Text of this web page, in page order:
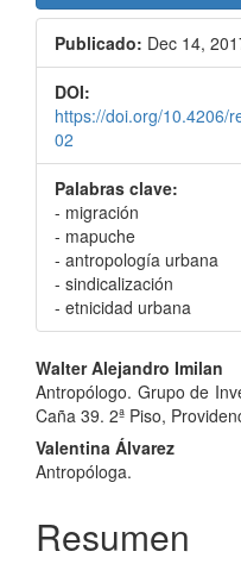
Publicado: Dec 14,
DOI:
https://doi.org/10.4206/
02
Palabras clave:
- migración
- mapuche
- antropología urbana
- sindicalización
- etnicidad urbana
Contenido
principal
del
artículo
Walter Alejandro Imilan
Antropólogo. Grupo de
Caña 39. 2ª Piso,
Valentina Álvarez
Antropóloga.
Resumen